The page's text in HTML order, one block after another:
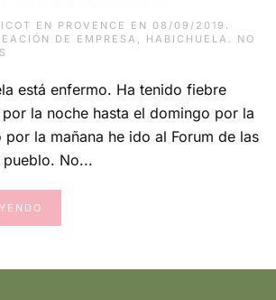
EN PROVENCE EN 08/09/2019 .
DE EMPRESA , HABICHUELA . NO
FIN
SEMANA
está enfermo. Ha tenido fiebre
la noche hasta el domingo por la
la mañana he ido al Forum de las
No...